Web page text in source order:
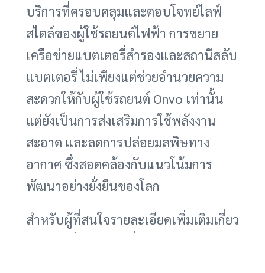
บริการที่ครอบคลุมและตอบโจทย์ไลฟ์
สไตล์ของผู้ใช้รถยนต์ไฟฟ้า การขยาย
เครือข่ายแบตเตอรี่สำรองและสถานีสลับ
แบตเตอรี่ ไม่เพียงแต่ช่วยอำนวยความ
สะดวกให้กับผู้ใช้รถยนต์ Onvo เท่านั้น
แต่ยังเป็นการส่งเสริมการใช้พลังงาน
สะอาด และลดการปล่อยมลพิษทาง
อากาศ ซึ่งสอดคล้องกับแนวโน้มการ
พัฒนาอย่างยั่งยืนของโลก
สำหรับผู้ที่สนใจรายละเอียดเพิ่มเติมเกี่ยว